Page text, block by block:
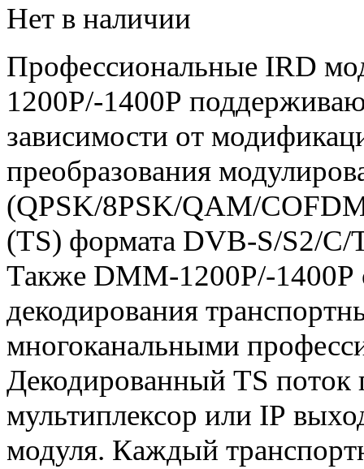
Нет в наличии
Профессиональные IRD
1200P/-1400P
зависимости от
преобразования
(QPSK/8PSK/QAM/
(TS) формата DVB-S/S2/C/
Также DMM-1200P/-1400P
декодирования
многоканальными
Декодированный TS поток
мультиплексор или IP
модуля. Каждый транспорт